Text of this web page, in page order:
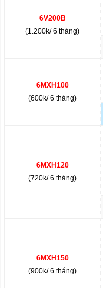
6V200B
(1.200k/ 6 tháng)
6MXH100
(600k/ 6 tháng)
6MXH120
(720k/ 6 tháng)
6MXH150
(900k/ 6 tháng)